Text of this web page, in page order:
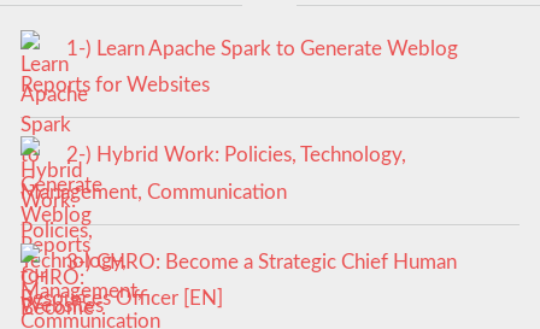
1-) Learn Apache Spark to Generate Weblog
Reports for Websites
2-) Hybrid Work: Policies, Technology,
Management, Communication
3-) CHRO: Become a Strategic Chief Human
Resources Officer [EN]